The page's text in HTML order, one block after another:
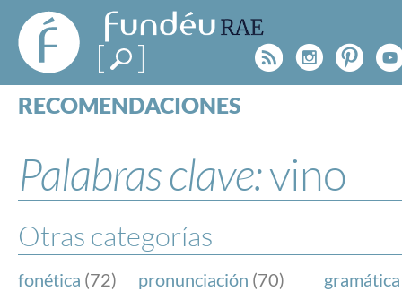
FundéuRAE
- Fundación
del Español
Urgente
Rss
RECOMENDACIONES
ESPECIALES
BLOG
NOTICIAS
SOBRE LA FUNDÉURAE
Palabras clave:vino
Otras categorías
fonética (72) pronunciación (70) gramática